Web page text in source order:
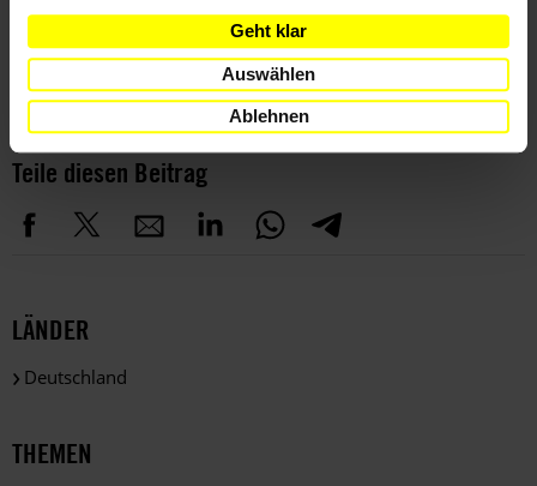
Geht klar
Auswählen
Ablehnen
Amnesty Journal
Journal Kultur Bücher
Buchtipps
Buchrezension
Rezension
Teile diesen Beitrag
LÄNDER
Deutschland
THEMEN